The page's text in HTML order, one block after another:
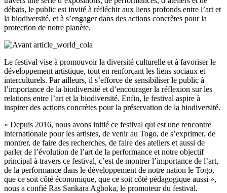
débats, le public est invité à réfléchir aux liens profonds entre l’art et
la biodiversité, et à s’engager dans des actions concrètes pour la
protection de notre planète.
Le festival vise à promouvoir la diversité culturelle et à favoriser le
développement artistique, tout en renforçant les liens sociaux et
interculturels. Par ailleurs, il s’efforce de sensibiliser le public à
l’importance de la biodiversité et d’encourager la réflexion sur les
relations entre l’art et la biodiversité. Enfin, le festival aspire à
inspirer des actions concrètes pour la préservation de la biodiversité.
« Depuis 2016, nous avons initié ce festival qui est une rencontre
internationale pour les artistes, de venir au Togo, de s’exprimer, de
montrer, de faire des recherches, de faire des ateliers et aussi de
parler de l’évolution de l’art de la performance et notre objectif
principal à travers ce festival, c’est de montrer l’importance de l’art,
de la performance dans le développement de notre nation le Togo,
que ce soit côté économique, que ce soit côté pédagogique aussi »,
nous a confié Ras Sankara Agboka, le promoteur du festival.